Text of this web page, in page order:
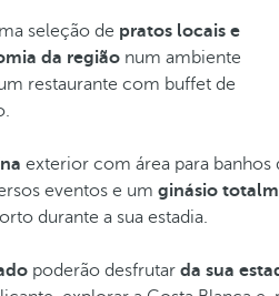
seleção de pratos locais e
da região num ambiente
restaurante com buffet de
exterior com área para banhos
eventos e um ginásio
durante a sua estadia.
poderão desfrutar da sua